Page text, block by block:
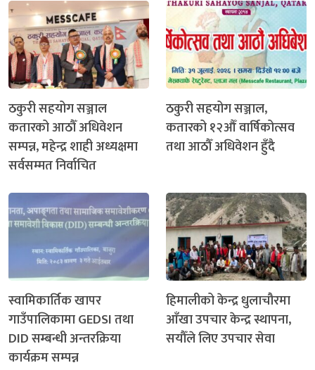
ठकुरी सहयोग सञ्जाल
कतारको आठौँ अधिवेशन
सम्पन्न, महेन्द्र शाही अध्यक्षमा
सर्वसम्मत निर्वाचित
ठकुरी सहयोग सञ्जाल,
कतारको १२औँ वार्षिकोत्सव
तथा आठौँ अधिवेशन हुँदै
स्वामिकार्तिक खापर
गाउँपालिकामा GEDSI तथा
DID सम्बन्धी अन्तरक्रिया
कार्यक्रम सम्पन्न
हिमालीको केन्द्र धुलाचौरमा
आँखा उपचार केन्द्र स्थापना,
सयौँले लिए उपचार सेवा